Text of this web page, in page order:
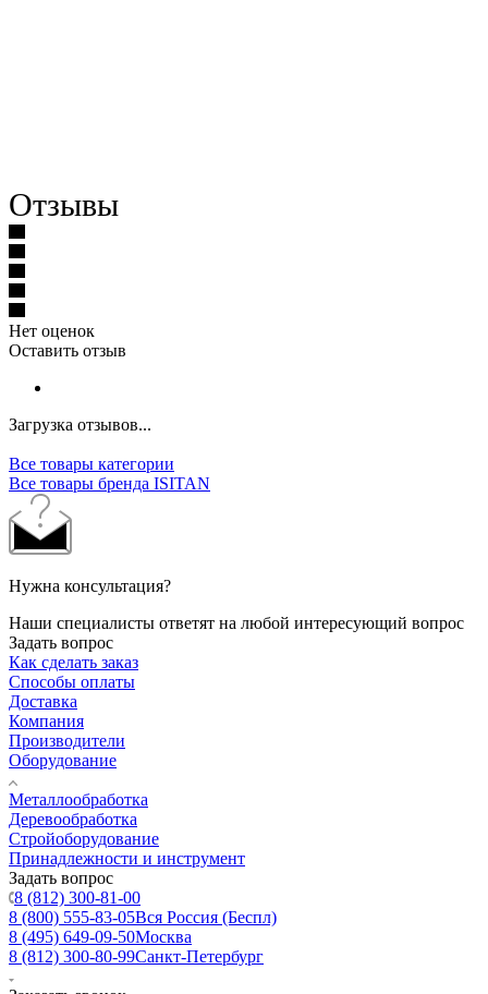
Отзывы
Нет оценок
Оставить отзыв
Загрузка отзывов...
Все товары категории
Все товары бренда ISITAN
Нужна консультация?
Наши специалисты ответят на любой интересующий вопрос
Задать вопрос
Как сделать заказ
Способы оплаты
Доставка
Компания
Производители
Оборудование
Металлообработка
Деревообработка
Стройоборудование
Принадлежности и инструмент
Задать вопрос
8 (812) 300-81-00
8 (800) 555-83-05Вся Россия (Беспл)
8 (495) 649-09-50Москва
8 (812) 300-80-99Санкт-Петербург